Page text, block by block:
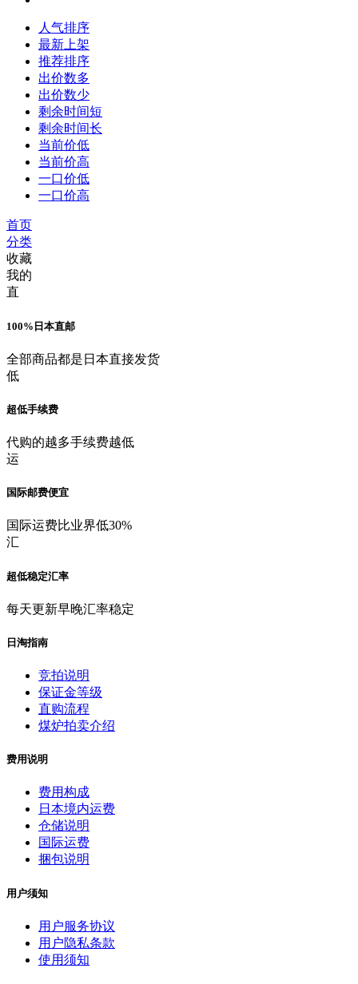
人气排序
最新上架
推荐排序
出价数多
出价数少
剩余时间短
剩余时间长
当前价低
当前价高
一口价低
一口价高
首页
分类
收藏
我的
直
100%日本直邮
全部商品都是日本直接发货
低
超低手续费
代购的越多手续费越低
运
国际邮费便宜
国际运费比业界低30%
汇
超低稳定汇率
每天更新早晚汇率稳定
日淘指南
竞拍说明
保证金等级
直购流程
煤炉拍卖介绍
费用说明
费用构成
日本境内运费
仓储说明
国际运费
捆包说明
用户须知
用户服务协议
用户隐私条款
使用须知